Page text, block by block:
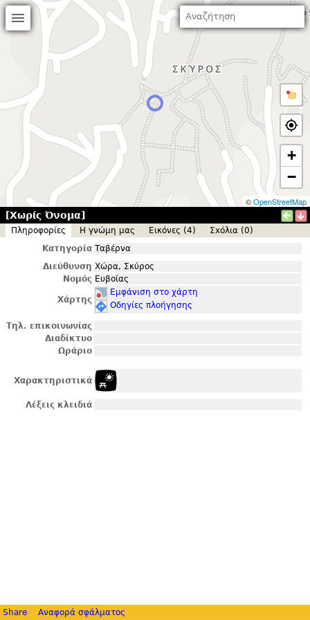
+
−
©OpenStreetMap
[Χωρίς Όνομα]
Πληροφορίες Η γνώμη μας Εικόνες (4)
Σxόλια (0)
Κατηγορία Ταβέρνα
Διεύθυνση Χώρα, Σκύρος
Νομός Ευβοίας
Χάρτης
Εμφάνιση στο χάρτη
Οδηγίες πλοήγησης
Τηλ. επικοινωνίας
Διαδίκτυο
Ωράριο
Χαρακτηριστικά
Λέξεις κλειδιά
Share Αναφορά σφάλματος